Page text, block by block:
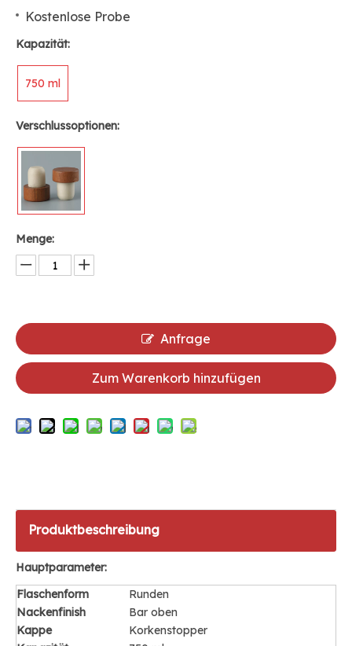
Kostenlose Probe
Kapazität:
750 ml
Verschlussoptionen:
Menge:
Anfrage
Zum Warenkorb hinzufügen
Produktbeschreibung
Hauptparameter:
Flaschenform
Runden
Nackenfinish
Bar oben
Kappe
Korkenstopper